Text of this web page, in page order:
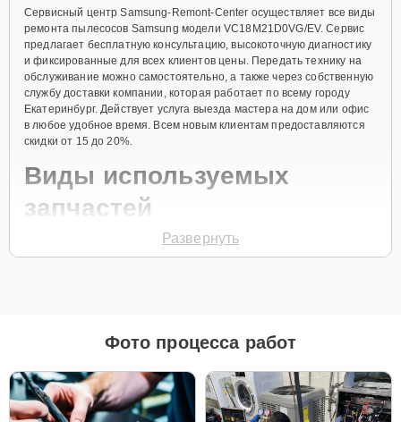
Сервисный центр Samsung-Remont-Center осуществляет все виды
ремонта пылесосов Samsung модели VC18M21D0VG/EV. Сервис
предлагает бесплатную консультацию, высокоточную диагностику
и фиксированные для всех клиентов цены. Передать технику на
обслуживание можно самостоятельно, а также через собственную
службу доставки компании, которая работает по всему городу
Екатеринбург. Действует услуга выезда мастера на дом или офис
в любое удобное время. Всем новым клиентам предоставляются
скидки от 15 до 20%.
Виды используемых
запчастей
Для ремонта пылесосов модели VC18M21D0VG/EV предлагаются
Как определиться с выбором запчастей:
Если устройство свежей модели и есть планы на
активное использование устройства дольше
года, рекомендуется выбор оригинальных
Развернуть
Фото процесса работ